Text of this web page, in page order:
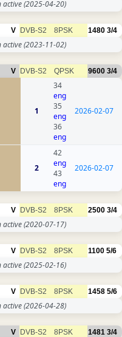
active(2025-04-20)
V DVB-S2 8PSK 1480 3/4
active(2023-11-02)
V DVB-S2 QPSK 9600 3/4
1
34
eng
35
eng
36
eng
2026-02-07
2
42
eng
43
eng
2026-02-07
V DVB-S2 8PSK 2500 3/4
active(2020-07-17)
V DVB-S2 8PSK 1100 5/6
active(2025-02-16)
V DVB-S2 8PSK 1458 5/6
active(2026-04-28)
V DVB-S2 8PSK 1481 3/4